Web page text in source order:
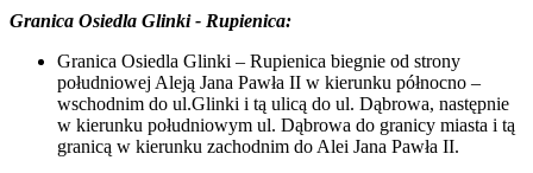
Granica Osiedla Glinki - Rupienica:
Granica Osiedla Glinki – Rupienica biegnie od strony
południowej Aleją Jana Pawła II w kierunku północno –
wschodnim do ul.Glinki i tą ulicą do ul. Dąbrowa, następnie
w kierunku południowym ul. Dąbrowa do granicy miasta i tą
granicą w kierunku zachodnim do Alei Jana Pawła II.